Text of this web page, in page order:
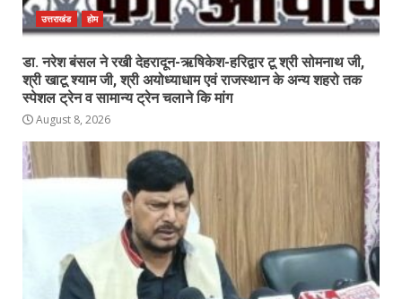
उत्तराखंड होम
डा. नरेश बंसल ने रखी देहरादून-ऋषिकेश-हरिद्वार टू श्री सोमनाथ जी,
श्री खाटू श्याम जी, श्री अयोध्याधाम एवं राजस्थान के अन्य शहरो तक
स्पेशल ट्रेन व सामान्य ट्रेन चलाने कि मांग
August 8, 2026